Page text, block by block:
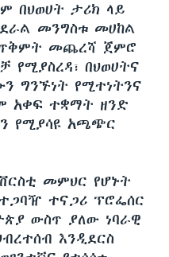
በህወሀት ታሪክ ላይ
መንግስቱ መሀከል
መጨረሻ ጀምሮ
የሚያስረዳ፣ በህወሀትና
ግንኙነት የሚተነትንና
አቀፍ ተቋማት ዘንድ
የሚያሳዩ አጫጭር
መምህር የሆኑት
ተናጋሪ ፕሮፌሰር
ውስጥ ያለው ነባራዊ
እንዲደርስ